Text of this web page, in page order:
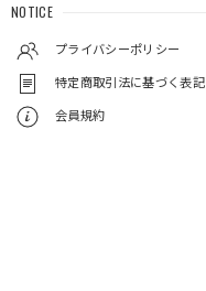
NOTICE
プライバシーポリシー
特定商取引法に基づく表記
会員規約